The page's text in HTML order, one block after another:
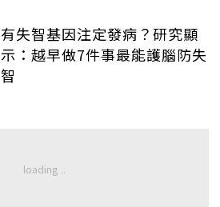
有失智基因注定發病？研究顯
示：越早做7件事最能護腦防失
智